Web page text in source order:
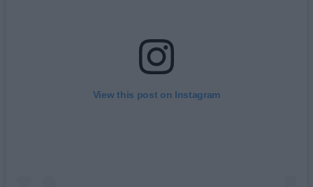
View this post on Instagram